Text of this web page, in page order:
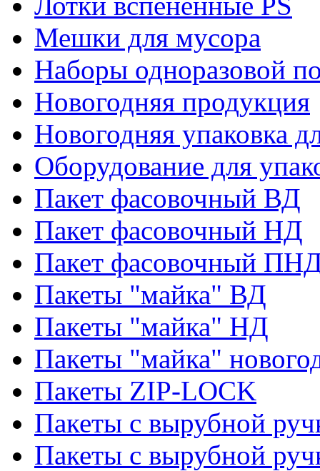
Мешки для мусора
Наборы одноразовой
Новогодняя продукция
Новогодняя упаковка
Оборудование для
Пакет фасовочный ВД
Пакет фасовочный НД
Пакет фасовочный
Пакеты "майка" ВД
Пакеты "майка" НД
Пакеты "майка"
Пакеты ZIP-LOCK
Пакеты с вырубной
Пакеты с вырубной